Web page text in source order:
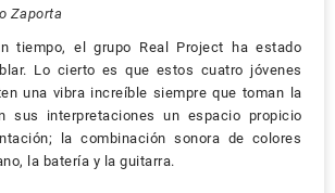
Zaporta
tiempo, el grupo Real Project ha estado
Lo cierto es que estos cuatro jóvenes
una vibra increíble siempre que toman la
sus interpretaciones un espacio propicio
la combinación sonora de colores
la batería y la guitarra.